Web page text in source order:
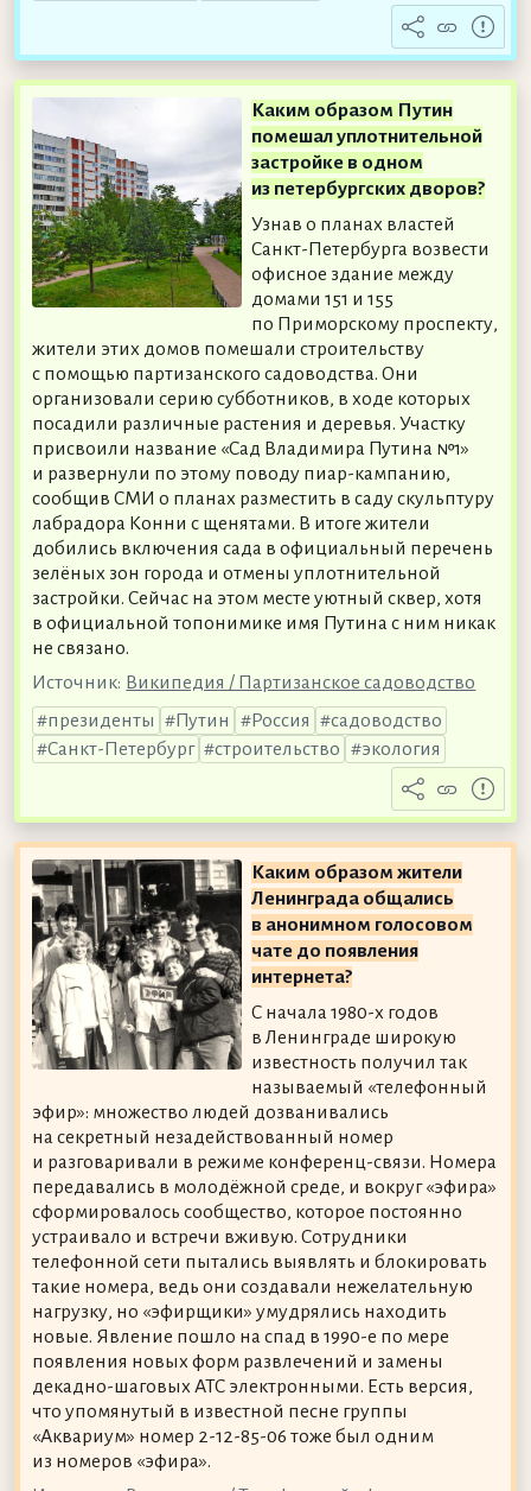
Каким образом Путин
помешал уплотнительной
застройке в одном
из петербургских дворов?
Узнав о планах властей
Санкт-Петербурга возвести
офисное здание между
домами 151 и 155
по Приморскому проспекту,
жители этих домов помешали строительству
с помощью партизанского садоводства. Они
организовали серию субботников, в ходе которых
посадили различные растения и деревья. Участку
присвоили название «Сад Владимира Путина №1»
и развернули по этому поводу пиар-кампанию,
сообщив СМИ о планах разместить в саду скульптуру
лабрадора Конни с щенятами. В итоге жители
добились включения сада в официальный перечень
зелёных зон города и отмены уплотнительной
застройки. Сейчас на этом месте уютный сквер, хотя
в официальной топонимике имя Путина с ним никак
не связано.
Источник: Википедия / Партизанское садоводство
президенты
Путин Россия
садоводство
Санкт-Петербург
строительство экология
Каким образом жители
Ленинграда общались
в анонимном голосовом
чате до появления
интернета?
С начала 1980-х годов
в Ленинграде широкую
известность получил так
называемый «телефонный
эфир»: множество людей дозванивались
на секретный незадействованный номер
и разговаривали в режиме конференц-связи. Номера
передавались в молодёжной среде, и вокруг «эфира»
сформировалось сообщество, которое постоянно
устраивало и встречи вживую. Сотрудники
телефонной сети пытались выявлять и блокировать
такие номера, ведь они создавали нежелательную
нагрузку, но «эфирщики» умудрялись находить
новые. Явление пошло на спад в 1990-е по мере
появления новых форм развлечений и замены
декадно-шаговых АТС электронными. Есть версия,
что упомянутый в известной песне группы
«Аквариум» номер 2-12-85-06 тоже был одним
из номеров «эфира».